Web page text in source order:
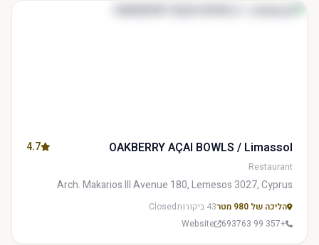
OAKBERRY AÇAI BOWLS / Limassol
4.7
Restaurant
Arch. Makarios III Avenue 180, Lemesos 3027, Cyprus
הליכה של 980 מטר 43 ביקורות
Closed
+357 99 693763
Website